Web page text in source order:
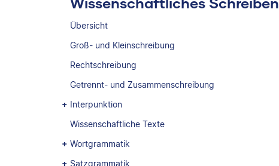
Übersicht
Groß- und Kleinschreibung
Rechtschreibung
Getrennt- und Zusammenschreibung
Interpunktion
Wissenschaftliche Texte
Wortgrammatik
Satzgrammatik